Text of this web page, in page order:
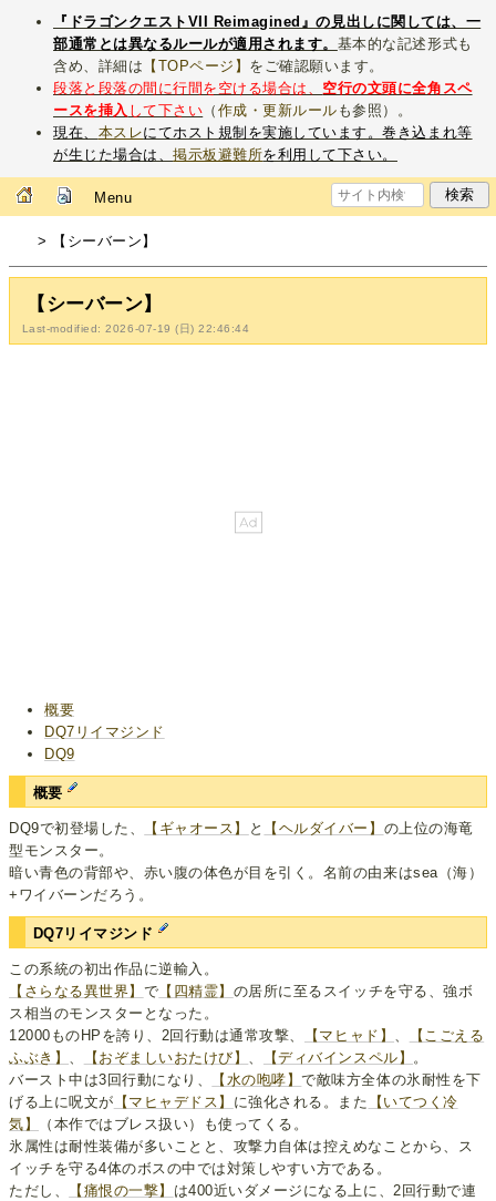
『ドラゴンクエストVII Reimagined』の見出しに関しては、一
部通常とは異なるルールが適用されます。 基本的な記述形式も
含め、詳細は 【TOPページ】 をご確認願います。
段落と段落の間に行間を空ける場合は、 空行の文頭に全角スペ
ースを挿入 して下さい （ 作成・更新ルール も参照）。
現在、 本スレにてホスト規制を実施しています。巻き込まれ等
が生じた場合は、掲示板避難所を利用して下さい。
Menu
> 【シーバーン】
【シーバーン】
Last-modified: 2026-07-19 (日) 22:46:44
概要
DQ7リイマジンド
DQ9
概要
DQ9で初登場した、 【ギャオース】 と 【ヘルダイバー】 の上位の海竜
型モンスター。
暗い青色の背部や、赤い腹の体色が目を引く。名前の由来はsea（海）
+ワイバーンだろう。
DQ7リイマジンド
この系統の初出作品に逆輸入。
【さらなる異世界】 で 【四精霊】 の居所に至るスイッチを守る、強ボ
ス相当のモンスターとなった。
12000ものHPを誇り、2回行動は通常攻撃、
【マヒャド】 、
【こごえる
ふぶき】 、 【おぞましいおたけび】 、 【ディバインスペル】 。
バースト中は3回行動になり、
【水の咆哮】で敵味方全体の氷耐性を下
げる上に呪文が 【マヒャデドス】 に強化される。また 【いてつく冷
気】
（本作ではブレス扱い）も使ってくる。
氷属性は耐性装備が多いことと、攻撃力自体は控えめなことから、ス
イッチを守る4体のボスの中では対策しやすい方である。
ただし、
【痛恨の一撃】 は400近いダメージになる上に、2回行動で連